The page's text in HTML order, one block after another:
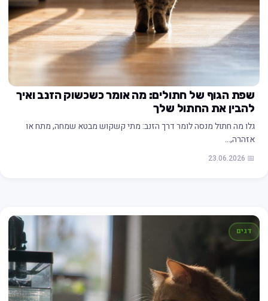
שפת הגוף של חתולים: מה אומר כשכשוק הזנב ואיך
להבין את החתול שלך
גלו מה חתול מנסה לומר דרך הזנב: מתי קשקוש מבטא שמחה, מתח או
אזהרה,…
📅 23.06.2026
דגים